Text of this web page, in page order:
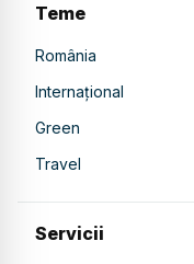
Teme
România
Internațional
Green
Travel
Servicii